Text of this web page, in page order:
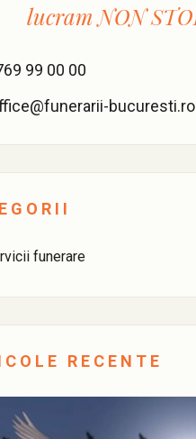
lucramNON
99 00 00
bucuresti.ro
funerare
RECENTE